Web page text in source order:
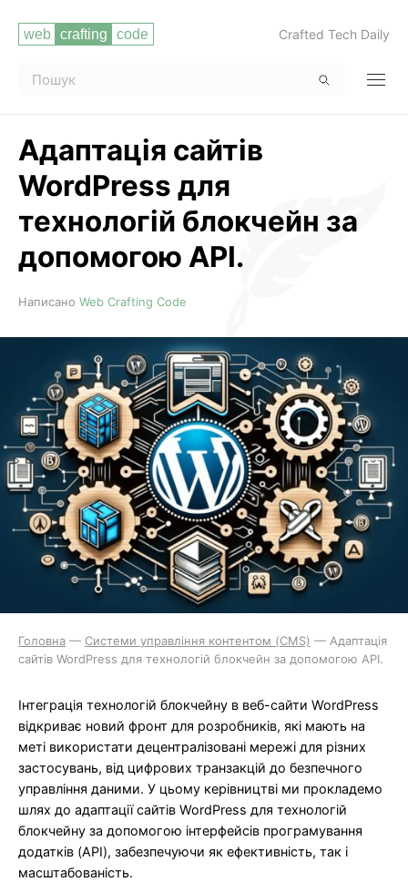
Crafted Tech Daily
Адаптація сайтів
WordPress для
технологій блокчейн за
допомогою API.
Читати повністю
Написано Web Crafting Code
Головна — Системи управління контентом (CMS) — Адаптація
сайтів WordPress для технологій блокчейн за допомогою API.
Інтеграція технологій блокчейну в веб-сайти WordPress
відкриває новий фронт для розробників, які мають на
меті використати децентралізовані мережі для різних
застосувань, від цифрових транзакцій до безпечного
управління даними. У цьому керівництві ми прокладемо
шлях до адаптації сайтів WordPress для технологій
блокчейну за допомогою інтерфейсів програмування
додатків (API), забезпечуючи як ефективність, так і
масштабованість.